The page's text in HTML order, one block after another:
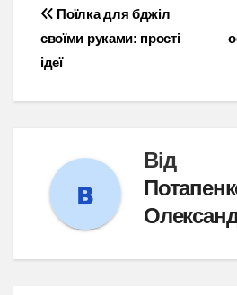
Навігація
записів
Поїлка для бджіл
своїми руками: прості
ідеї
Від